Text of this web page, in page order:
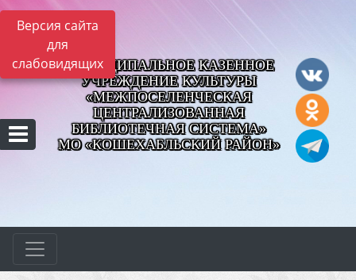
Версия сайта
для
слабовидящихМУНИЦИПАЛЬНОЕ КАЗЕННОЕ
УЧРЕЖДЕНИЕ КУЛЬТУРЫ
«МЕЖПОСЕЛЕНЧЕСКАЯ
ЦЕНТРАЛИЗОВАННАЯ
БИБЛИОТЕЧНАЯ СИСТЕМА»
МО «КОШЕХАБЛЬСКИЙ РАЙОН»